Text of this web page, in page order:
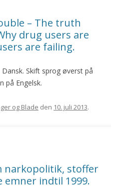
– The truth
drug users are
are failing.
Skift sprog øverst på
på Engelsk.
og Blade den 10. juli 2013.
narkopolitik, stoffer
emner indtil 1999.